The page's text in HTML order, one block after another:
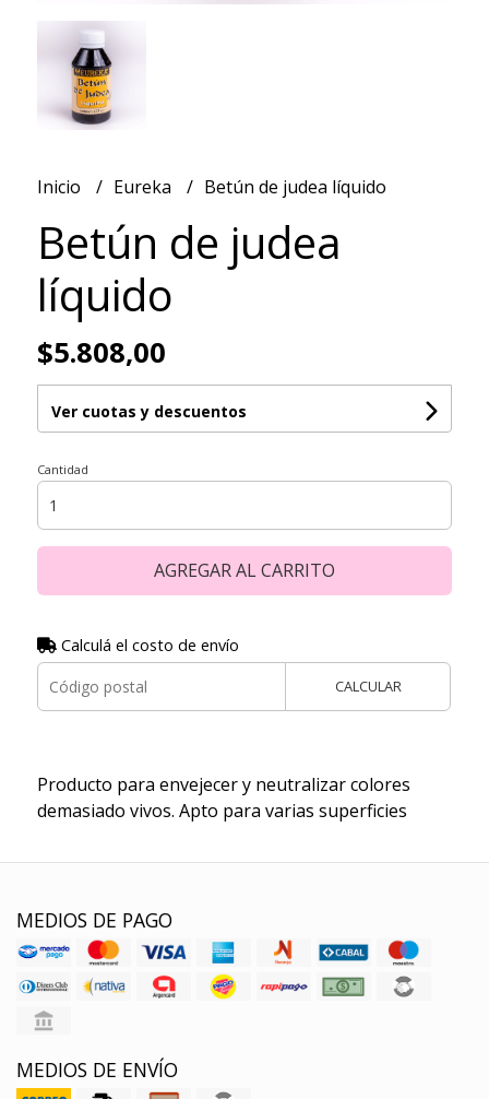
Inicio Eureka Betún de judea líquido
Betún de judea
líquido
$5.808,00
Ver cuotas y descuentos
Cantidad
AGREGAR AL CARRITO
Calculá el costo de envío
CALCULAR
Producto para envejecer y neutralizar colores
demasiado vivos. Apto para varias superficies
MEDIOS DE PAGO
MEDIOS DE ENVÍO